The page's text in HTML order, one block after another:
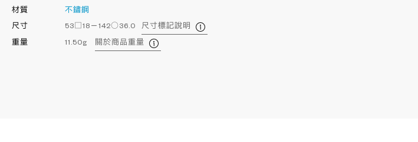
材質 不鏽鋼
尺寸 53□18－142○36.0 尺寸標記說明
重量 11.50g 關於商品重量